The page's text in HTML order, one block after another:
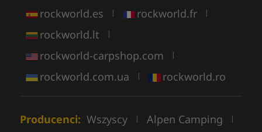
rockworld.es | rockworld.fr |
rockworld.lt |
rockworld-carpshop.com |
rockworld.com.ua | rockworld.ro
Producenci: Wszyscy | Alpen Camping |